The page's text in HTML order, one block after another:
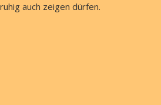
auch zeigen dürfen.